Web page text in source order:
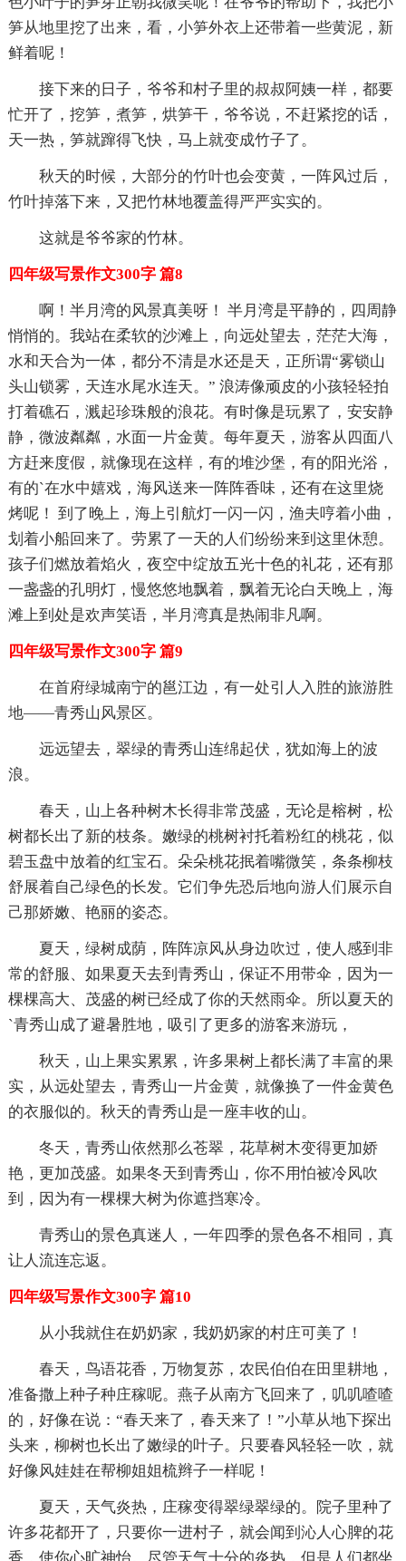
笋从地里挖了出来，看，小笋外衣上还带着一些黄泥，新
鲜着呢！
接下来的日子，爷爷和村子里的叔叔阿姨一样，都要
忙开了，挖笋，煮笋，烘笋干，爷爷说，不赶紧挖的话，
天一热，笋就蹿得飞快，马上就变成竹子了。
秋天的时候，大部分的竹叶也会变黄，一阵风过后，
竹叶掉落下来，又把竹林地覆盖得严严实实的。
这就是爷爷家的竹林。
四年级写景作文300字 篇8
啊！半月湾的风景真美呀！ 半月湾是平静的，四周静
悄悄的。我站在柔软的沙滩上，向远处望去，茫茫大海，
水和天合为一体，都分不清是水还是天，正所谓“雾锁山
头山锁雾，天连水尾水连天。” 浪涛像顽皮的小孩轻轻拍
打着礁石，溅起珍珠般的浪花。有时像是玩累了，安安静
静，微波粼粼，水面一片金黄。每年夏天，游客从四面八
方赶来度假，就像现在这样，有的堆沙堡，有的阳光浴，
有的`在水中嬉戏，海风送来一阵阵香味，还有在这里烧
烤呢！ 到了晚上，海上引航灯一闪一闪，渔夫哼着小曲，
划着小船回来了。劳累了一天的人们纷纷来到这里休憩。
孩子们燃放着焰火，夜空中绽放五光十色的礼花，还有那
一盏盏的孔明灯，慢悠悠地飘着，飘着无论白天晚上，海
滩上到处是欢声笑语，半月湾真是热闹非凡啊。
四年级写景作文300字 篇9
在首府绿城南宁的邕江边，有一处引人入胜的旅游胜
地——青秀山风景区。
远远望去，翠绿的青秀山连绵起伏，犹如海上的波
浪。
春天，山上各种树木长得非常茂盛，无论是榕树，松
树都长出了新的枝条。嫩绿的桃树衬托着粉红的桃花，似
碧玉盘中放着的红宝石。朵朵桃花抿着嘴微笑，条条柳枝
舒展着自己绿色的长发。它们争先恐后地向游人们展示自
己那娇嫩、艳丽的姿态。
夏天，绿树成荫，阵阵凉风从身边吹过，使人感到非
常的舒服、如果夏天去到青秀山，保证不用带伞，因为一
棵棵高大、茂盛的树已经成了你的天然雨伞。所以夏天的
`青秀山成了避暑胜地，吸引了更多的游客来游玩，
秋天，山上果实累累，许多果树上都长满了丰富的果
实，从远处望去，青秀山一片金黄，就像换了一件金黄色
的衣服似的。秋天的青秀山是一座丰收的山。
冬天，青秀山依然那么苍翠，花草树木变得更加娇
艳，更加茂盛。如果冬天到青秀山，你不用怕被冷风吹
到，因为有一棵棵大树为你遮挡寒冷。
青秀山的景色真迷人，一年四季的景色各不相同，真
让人流连忘返。
四年级写景作文300字 篇10
从小我就住在奶奶家，我奶奶家的村庄可美了！
春天，鸟语花香，万物复苏，农民伯伯在田里耕地，
准备撒上种子种庄稼呢。燕子从南方飞回来了，叽叽喳喳
的，好像在说：“春天来了，春天来了！”小草从地下探出
头来，柳树也长出了嫩绿的叶子。只要春风轻轻一吹，就
好像风娃娃在帮柳姐姐梳辫子一样呢！
夏天，天气炎热，庄稼变得翠绿翠绿的。院子里种了
许多花都开了，只要你一进村子，就会闻到沁人心脾的花
香，使你心旷神怡。尽管天气十分的炎热，但是人们都坐